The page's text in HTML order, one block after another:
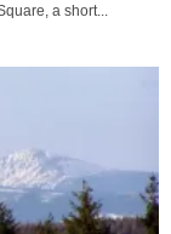
a short...